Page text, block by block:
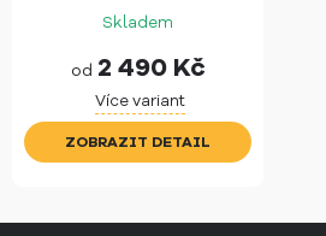
Skladem
od 2 490 Kč
Více variant
ZOBRAZIT DETAIL